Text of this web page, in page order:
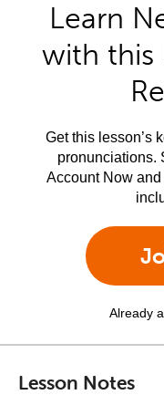
Learn
with this
Get this lesson’s
pronunciations.
Account Now
Already
Lesson Notes